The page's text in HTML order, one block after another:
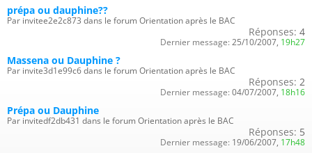
prépa ou dauphine??
Par invitee2e2c873 dans le forum Orientation après le BAC
Réponses: 4
Dernier message: 25/10/2007, 19h27
Massena ou Dauphine ?
Par invite3d1e99c6 dans le forum Orientation après le BAC
Réponses: 2
Dernier message: 04/07/2007, 18h16
Prépa ou Dauphine
Par invitedf2db431 dans le forum Orientation après le BAC
Réponses: 5
Dernier message: 19/06/2007, 17h48